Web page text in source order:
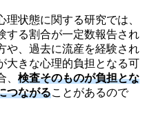
状態に関する研究では、
する割合が一定数報告され
や、過去に流産を経験され
大きな心理的負担となる可
検査そのものが負担とな
つながることがあるので